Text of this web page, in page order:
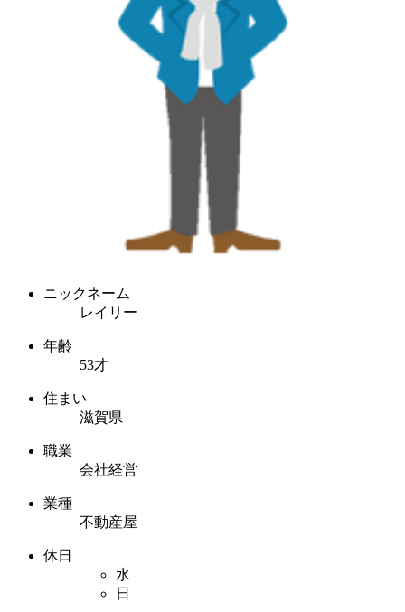
ニックネーム
レイリー
年齢
53才
住まい
滋賀県
職業
会社経営
業種
不動産屋
休日
水
日